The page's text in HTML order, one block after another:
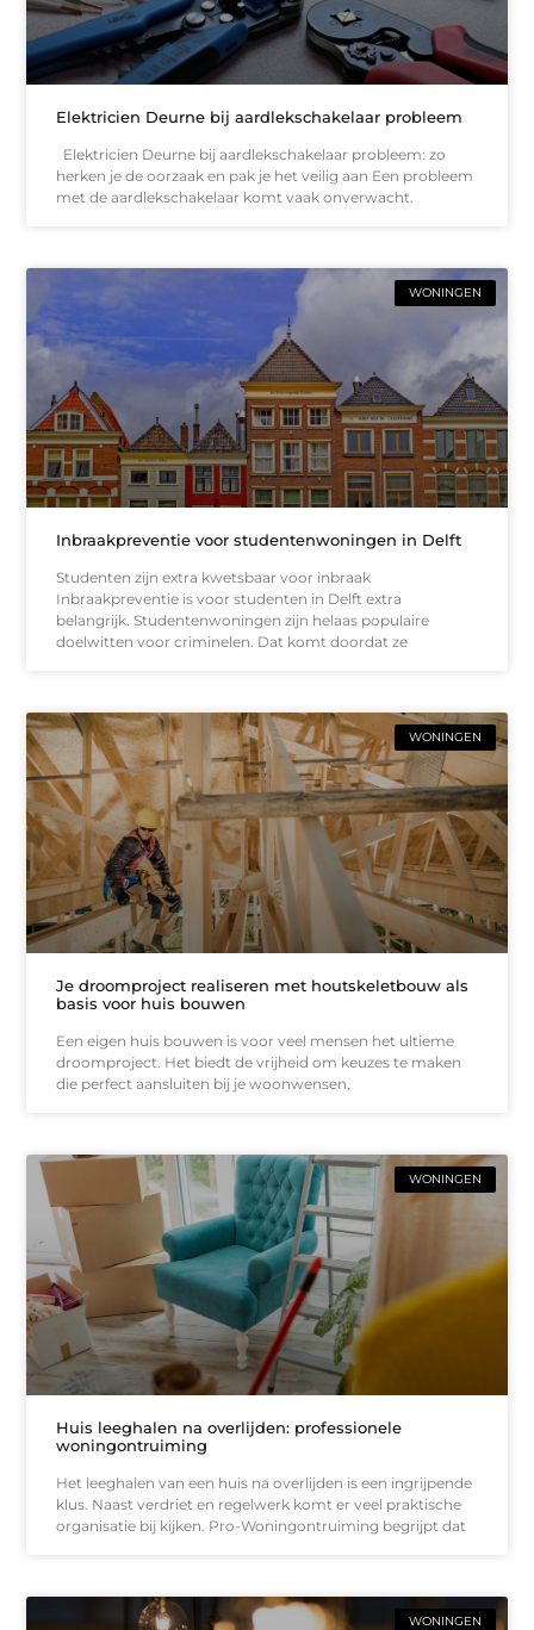
Elektricien Deurne bij aardlekschakelaar probleem
Elektricien Deurne bij aardlekschakelaar probleem: zo
herken je de oorzaak en pak je het veilig aan Een probleem
met de aardlekschakelaar komt vaak onverwacht.
WONINGEN
Inbraakpreventie voor studentenwoningen in Delft
Studenten zijn extra kwetsbaar voor inbraak
Inbraakpreventie is voor studenten in Delft extra
belangrijk. Studentenwoningen zijn helaas populaire
doelwitten voor criminelen. Dat komt doordat ze
WONINGEN
Je droomproject realiseren met houtskeletbouw als
basis voor huis bouwen
Een eigen huis bouwen is voor veel mensen het ultieme
droomproject. Het biedt de vrijheid om keuzes te maken
die perfect aansluiten bij je woonwensen,
WONINGEN
Huis leeghalen na overlijden: professionele
woningontruiming
Het leeghalen van een huis na overlijden is een ingrijpende
klus. Naast verdriet en regelwerk komt er veel praktische
organisatie bij kijken. Pro-Woningontruiming begrijpt dat
WONINGEN